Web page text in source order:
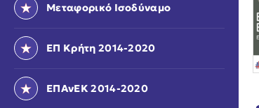
Μεταφορικό Ισοδύναμο
ΕΠ Κρήτη 2014-2020
ΕΠΑνΕΚ 2014-2020